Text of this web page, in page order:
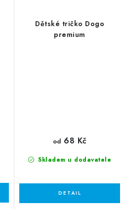
Dětské tričko Dogo
premium
Skladem u dodavatele
od 68 Kč